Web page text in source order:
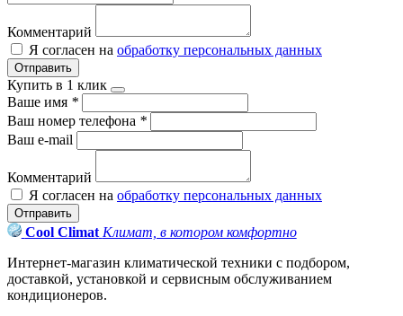
Комментарий
Я согласен на обработку персональных данных
Отправить
Купить в 1 клик
Ваше имя *
Ваш номер телефона *
Ваш e-mail
Комментарий
Я согласен на обработку персональных данных
Отправить
Cool Climat Климат, в котором комфортно
Интернет-магазин климатической техники с подбором,
доставкой, установкой и сервисным обслуживанием
кондиционеров.